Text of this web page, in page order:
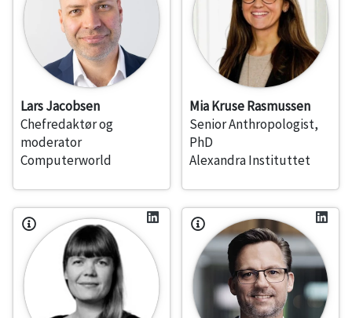
Lars Jacobsen
Chefredaktør og
moderator
Computerworld
Mia Kruse Rasmussen
Senior Anthropologist,
PhD
Alexandra Instituttet